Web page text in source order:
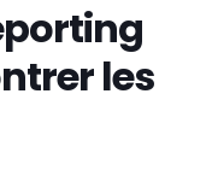
les